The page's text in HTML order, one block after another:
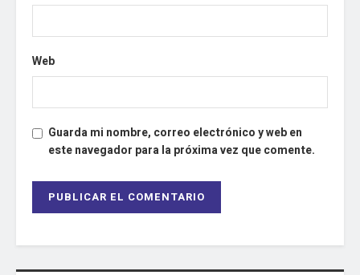
Web
Guarda mi nombre, correo electrónico y web en
este navegador para la próxima vez que comente.